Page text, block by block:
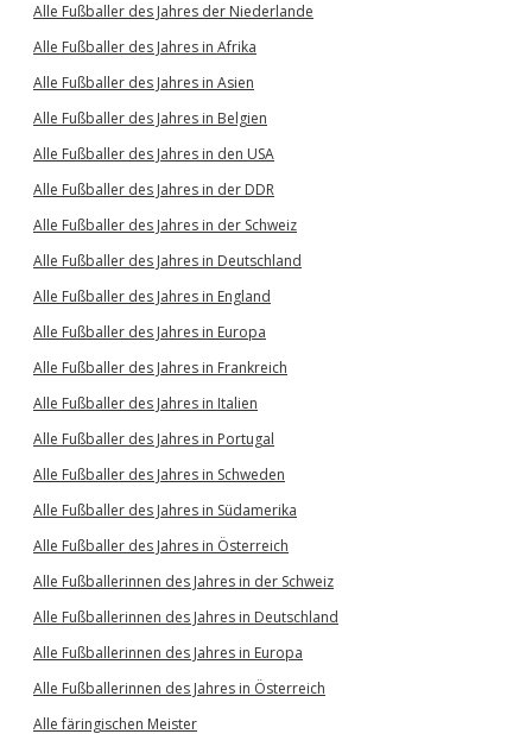
Alle Fußballer des Jahres der Niederlande
Alle Fußballer des Jahres in Afrika
Alle Fußballer des Jahres in Asien
Alle Fußballer des Jahres in Belgien
Alle Fußballer des Jahres in den USA
Alle Fußballer des Jahres in der DDR
Alle Fußballer des Jahres in der Schweiz
Alle Fußballer des Jahres in Deutschland
Alle Fußballer des Jahres in England
Alle Fußballer des Jahres in Europa
Alle Fußballer des Jahres in Frankreich
Alle Fußballer des Jahres in Italien
Alle Fußballer des Jahres in Portugal
Alle Fußballer des Jahres in Schweden
Alle Fußballer des Jahres in Südamerika
Alle Fußballer des Jahres in Österreich
Alle Fußballerinnen des Jahres in der Schweiz
Alle Fußballerinnen des Jahres in Deutschland
Alle Fußballerinnen des Jahres in Europa
Alle Fußballerinnen des Jahres in Österreich
Alle färingischen Meister